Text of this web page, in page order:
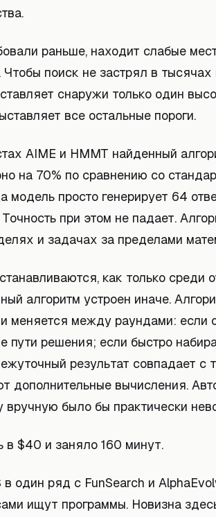
раньше, находит слабые
поиск не застрял в тысячах
снаружи только один
все остальные пороги.
AIME и HMMT найденный
на 70% по сравнению со
просто генерирует 64
при этом не падает.
и задачах за пределами
как только среди
алгоритм устроен иначе.
меняется между раундами: если
пути решения; если быстро
результат совпадает с
дополнительные вычисления.
вручную было бы практически
в $40 и заняло 160 минут.
в один ряд с FunSearch и
ищут программы. Новизна